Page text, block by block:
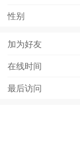
性别
加为好友
在线时间
最后访问